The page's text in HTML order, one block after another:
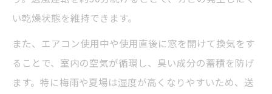
い乾燥状態を維持できます。
また、エアコン使用中や使用直後に窓を開けて換気をす
ることで、室内の空気が循環し、臭い成分の蓄積を防げ
ます。特に梅雨や夏場は湿度が高くなりやすいため、送